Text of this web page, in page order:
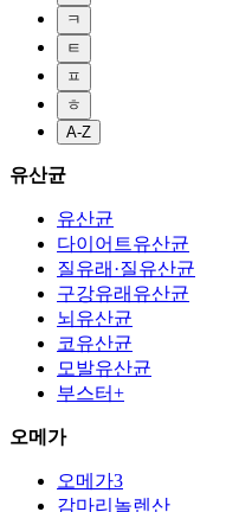
ㅋ
ㅌ
ㅍ
ㅎ
A-Z
유산균
유산균
다이어트유산균
질유래·질유산균
구강유래유산균
뇌유산균
코유산균
모발유산균
부스터+
오메가
오메가3
감마리놀렌산